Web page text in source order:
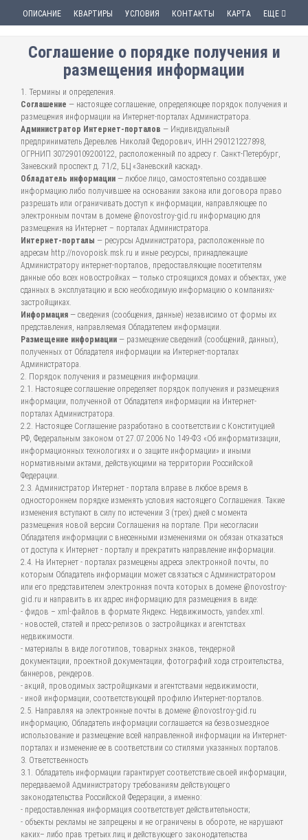
ОПИСАНИЕ КВАРТИРЫ УСЛОВИЯ КОНТАКТЫ КАРТА ЕЩЕ
Соглашение о порядке получения и
размещения информации
1. Термины и определения.
Соглашение — настоящее соглашение, определяющее порядок получения и
размещения информации на Интернет-порталах Администратора.
Администратор Интернет-порталов — Индивидуальный
предприниматель Деревлев Николай Федорович, ИНН 290121227898,
ОГРНИП 307290109200122, расположенный по адресу г. Санкт-Петербург,
Заневский проспект д. 71/2, БЦ «Заневский каскад».
Обладатель информации — любое лицо, самостоятельно создавшее
информацию либо получившее на основании закона или договора право
разрешать или ограничивать доступ к информации, направляющее по
электронным почтам в домене @novostroy-gid.ru информацию для
размещения на Интернет – порталах Администратора.
Интернет-порталы — ресурсы Администратора, расположенные по
адресам http://novopoisk.msk.ru и иные ресурсы, принадлежащие
Администратору интернет-порталов, предоставляющие посетителям
данные обо всех новостройках — только строящихся домах и объектах, уже
сданных в эксплуатацию и всю необходимую информацию о компаниях-
застройщиках.
Информация — сведения (сообщения, данные) независимо от формы их
представления, направляемая Обладателем информации.
Размещение информации — размещение сведений (сообщений, данных),
полученных от Обладателя информации на Интернет-порталах
Администратора.
2. Порядок получения и размещения информации.
2.1. Настоящее соглашение определяет порядок получения и размещения
информации, полученной от Обладателя информации на Интернет-
порталах Администратора.
2.2. Настоящее Соглашение разработано в соответствии с Конституцией
РФ, Федеральным законом от 27.07.2006 No 149-ФЗ «Об информатизации,
информационных технологиях и о защите информации» и иными
нормативными актами, действующими на территории Российской
Федерации.
2.3. Администратор Интернет - портала вправе в любое время в
одностороннем порядке изменять условия настоящего Соглашения. Такие
изменения вступают в силу по истечении 3 (трех) дней с момента
размещения новой версии Соглашения на портале. При несогласии
Обладателя информации с внесенными изменениями он обязан отказаться
от доступа к Интернет - порталу и прекратить направление информации.
2.4. На Интернет - порталах размещены адреса электронной почты, по
которым Обладатель информации может связаться с Администратором
или его представителем электронная почта которых в домене @novostroy-
gid.ru и направить в их адрес информацию для размещения в виде:
- фидов – xml-файлов в формате Яндекс. Недвижимость, yandex.xml.
- новостей, статей и пресс-релизов о застройщиках и агентствах
недвижимости.
- материалы в виде логотипов, товарных знаков, тендерной
документации, проектной документации, фотографий хода строительства,
баннеров, рендеров.
- акций, проводимых застройщиками и агентствами недвижимости,
- иной информации, соответствующей профилю Интернет-порталов.
2.5. Направляя на электронные почты в домене @novostroy-gid.ru
информацию, Обладатель информации соглашается на безвозмездное
использование и размещение всей направленной информации на Интернет-
порталах и изменение ее в соответствии со стилями указанных порталов.
3. Ответственность
3.1. Обладатель информации гарантирует соответствие своей информации,
передаваемой Администратору требованиям действующего
законодательства Российской Федерации, а именно:
- предоставленная информация соответствует действительности;
- объекты рекламы не запрещены и не ограничены в обороте, не нарушают
каких– либо прав третьих лиц и действующего законодательства